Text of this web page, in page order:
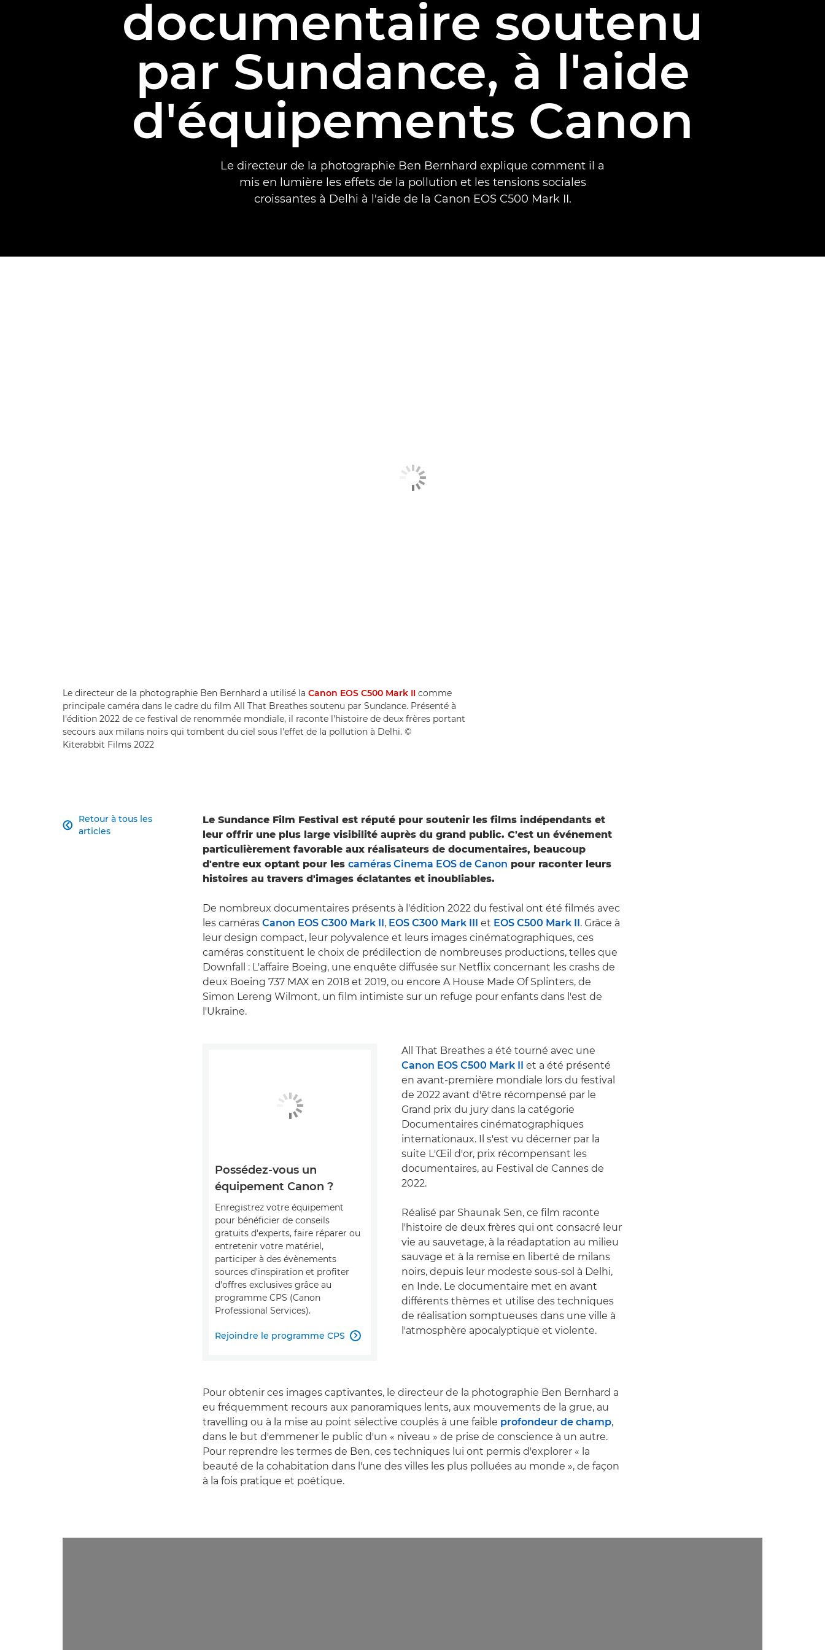
documentaire soutenu
par Sundance, à l'aide
d'équipements Canon
Le directeur de la photographie Ben Bernhard explique comment il a
mis en lumière les effets de la pollution et les tensions sociales
croissantes à Delhi à l'aide de la Canon EOS C500 Mark II.
Le directeur de la photographie Ben Bernhard a utilisé la Canon EOS C500 Mark II comme
principale caméra dans le cadre du film All That Breathes soutenu par Sundance. Présenté à
l'édition 2022 de ce festival de renommée mondiale, il raconte l'histoire de deux frères portant
secours aux milans noirs qui tombent du ciel sous l'effet de la pollution à Delhi. ©
Kiterabbit Films 2022
Retour à tous les
articles

Le Sundance Film Festival est réputé pour soutenir les films indépendants et
leur offrir une plus large visibilité auprès du grand public. C'est un événement
particulièrement favorable aux réalisateurs de documentaires, beaucoup
d'entre eux optant pour les caméras Cinema EOS de Canon pour raconter leurs
histoires au travers d'images éclatantes et inoubliables.
De nombreux documentaires présents à l'édition 2022 du festival ont été filmés avec
les caméras Canon EOS C300 Mark II , EOS C300 Mark III et EOS C500 Mark II . Grâce à
leur design compact, leur polyvalence et leurs images cinématographiques, ces
caméras constituent le choix de prédilection de nombreuses productions, telles que
Downfall : L'affaire Boeing, une enquête diffusée sur Netflix concernant les crashs de
deux Boeing 737 MAX en 2018 et 2019, ou encore A House Made Of Splinters, de
Simon Lereng Wilmont, un film intimiste sur un refuge pour enfants dans l'est de
l'Ukraine.
All That Breathes a été tourné avec une
Canon EOS C500 Mark II
et a été présenté
en avant-première mondiale lors du festival
de 2022 avant d'être récompensé par le
Grand prix du jury dans la catégorie
Documentaires cinématographiques
internationaux. Il s'est vu décerner par la
suite L'Œil d'or, prix récompensant les
documentaires, au Festival de Cannes de
2022.
Réalisé par Shaunak Sen, ce film raconte
l'histoire de deux frères qui ont consacré leur
vie au sauvetage, à la réadaptation au milieu
sauvage et à la remise en liberté de milans
noirs, depuis leur modeste sous-sol à Delhi,
en Inde. Le documentaire met en avant
différents thèmes et utilise des techniques
de réalisation somptueuses dans une ville à
l'atmosphère apocalyptique et violente.
Possédez-vous un
équipement Canon ?
Enregistrez votre équipement
pour bénéficier de conseils
gratuits d'experts, faire réparer ou
entretenir votre matériel,
participer à des évènements
sources d'inspiration et profiter
d'offres exclusives grâce au
programme CPS (Canon
Professional Services).
Rejoindre le programme CPS 
Pour obtenir ces images captivantes, le directeur de la photographie Ben Bernhard a
eu fréquemment recours aux panoramiques lents, aux mouvements de la grue, au
travelling ou à la mise au point sélective couplés à une faible profondeur de champ,
dans le but d'emmener le public d'un « niveau » de prise de conscience à un autre.
Pour reprendre les termes de Ben, ces techniques lui ont permis d'explorer « la
beauté de la cohabitation dans l'une des villes les plus polluées au monde », de façon
à la fois pratique et poétique.